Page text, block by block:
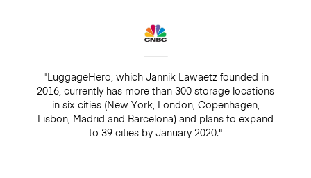
"LuggageHero, which Jannik Lawaetz founded in
2016, currently has more than 300 storage locations
in six cities (New York, London, Copenhagen,
Lisbon, Madrid and Barcelona) and plans to expand
to 39 cities by January 2020."